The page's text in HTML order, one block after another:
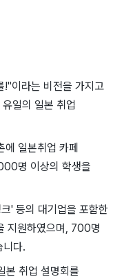
!"이라는 비전을 가지고
일의 일본 취업
일본취업 카페
명 이상의 학생을
' 등의 대기업을 포함한
지원하였으며, 700명
니다.
본 취업 설명회를